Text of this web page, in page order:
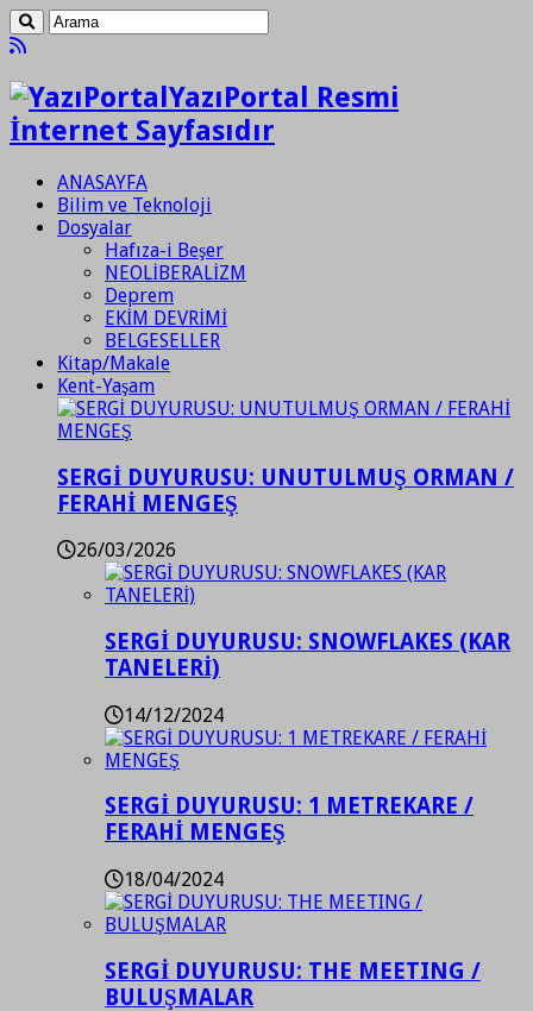
YazıPortal Resmi
İnternet Sayfasıdır
ANASAYFA
Bilim ve Teknoloji
Dosyalar
Hafıza-i Beşer
NEOLİBERALİZM
Deprem
EKİM DEVRİMİ
BELGESELLER
Kitap/Makale
Kent-Yaşam
SERGİ DUYURUSU: UNUTULMUŞ ORMAN /
FERAHİ MENGEŞ
26/03/2026
SERGİ DUYURUSU: SNOWFLAKES (KAR
TANELERİ)
14/12/2024
SERGİ DUYURUSU: 1 METREKARE /
FERAHİ MENGEŞ
18/04/2024
SERGİ DUYURUSU: THE MEETING /
BULUŞMALAR